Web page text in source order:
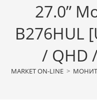
27.0”
B276HUL
/ QHD
МАRКЕТ ON-LINE >